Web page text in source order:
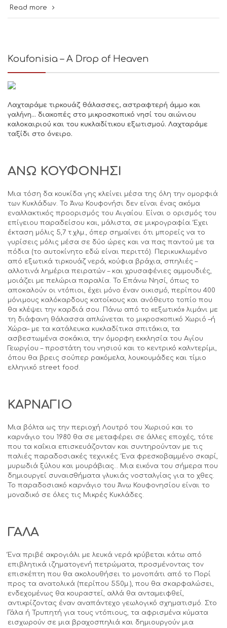
Read more
Koufonisia – A Drop of Heaven
Λαχταράμε τιρκουάζ θάλασσες, αστραφτερή άμμο και
γαλήνη… διακοπές στο μικροσκοπικό νησί του αιώνιου
καλοκαιριού και του κυκλαδίτικου εξωτισμού. Λαχταράμε
ταξίδι στο όνειρο.
ΑΝΩ ΚΟΥΦΟΝΗΣΙ
Μια τόση δα κουκίδα γης κλείνει μέσα της όλη την ομορφιά
των Κυκλάδων. Το Άνω Κουφονήσι δεν είναι ένας ακόμα
εναλλακτικός προορισμός του Αιγαίου. Είναι ο ορισμός του
επίγειου παραδείσου και, μάλιστα, σε μικρογραφία. Έχει
έκταση μόλις 5,7 τ.χλμ., όπερ σημαίνει ότι μπορείς να το
γυρίσεις μόλις μέσα σε δύο ώρες και να πας παντού με τα
πόδια (το αυτοκίνητο εδώ είναι περιττό). Περικυκλωμένο
από εξωτικά τιρκουάζ νερά, κούφια βράχια, σπηλιές –
αλλοτινά λημέρια πειρατών – και χρυσαφένιες αμμουδιές,
μοιάζει με πελώρια παραλία. Το Επάνω Νησί, όπως το
αποκαλούν οι ντόπιοι, έχει μόνο έναν οικισμό, περίπου 400
μόνιμους καλόκαρδους κατοίκους και ανόθευτο τοπίο που
θα κλέψει την καρδιά σου. Πάνω από το «εξωτικό» λιμάνι με
τη διάφανη θάλασσα απλώνεται το μικροσκοπικό Χωριό –ή
Χώρα– με τα κατάλευκα κυκλαδίτικα σπιτάκια, τα
ασβεστωμένα σοκάκια, την όμορφη εκκλησία του Αγίου
Γεωργίου – προστάτη του νησιού και το κεντρικό καλντερίμι,
όπου θα βρεις σούπερ ρακόμελα, λουκουμάδες και τίμιο
ελληνικό street food.
ΚΑΡΝΑΓΙΟ
Μια βόλτα ως την περιοχή Λουτρό του Χωριού και το
καρνάγιο του 1980 θα σε μεταφέρει σε άλλες εποχές, τότε
που τα καΐκια επισκευάζονταν και συντηρούνταν με τις
παλιές παραδοσιακές τεχνικές. Ένα φρεσκοβαμμένο σκαρί,
μυρωδιά ξύλου και μουράβιας… Μια εικόνα του σήμερα που
δημιουργεί συναισθήματα γλυκιάς νοσταλγίας για το χθες.
Το παραδοσιακό καρνάγιο του Άνω Κουφονησίου είναι το
μοναδικό σε όλες τις Μικρές Κυκλάδες.
ΓΑΛΑ
Ένα πριβέ ακρογιάλι με λευκά νερά κρύβεται κάτω από
επιβλητικά ιζηματογενή πετρώματα, προσμένοντας τον
επισκέπτη που θα ακολουθήσει το μονοπάτι από το Πορί
προς τα ανατολικά (περίπου 550μ.), που θα σκαρφαλώσει,
ενδεχομένως θα κουραστεί, αλλά θα ανταμειφθεί,
αντικρίζοντας έναν αναπάντεχο γεωλογικό σχηματισμό. Στο
Γάλα ή Τρυπητή για τους ντόπιους, τα αφρισμένα κύματα
εισχωρούν σε μια βραχοσπηλιά και δημιουργούν μια